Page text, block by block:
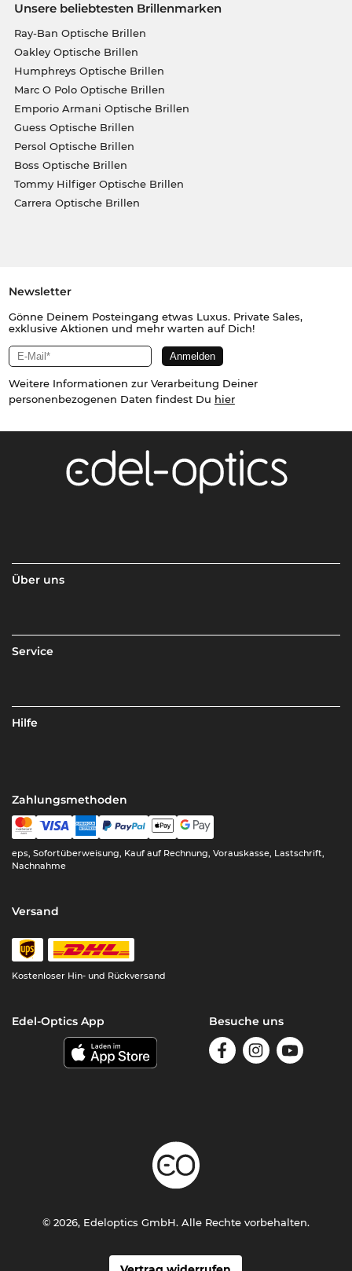
Unsere beliebtesten Brillenmarken
Ray-Ban Optische Brillen
Oakley Optische Brillen
Humphreys Optische Brillen
Marc O Polo Optische Brillen
Emporio Armani Optische Brillen
Guess Optische Brillen
Persol Optische Brillen
Boss Optische Brillen
Tommy Hilfiger Optische Brillen
Carrera Optische Brillen
Newsletter
Gönne Deinem Posteingang etwas Luxus. Private Sales,
exklusive Aktionen und mehr warten auf Dich!
Weitere Informationen zur Verarbeitung Deiner
personenbezogenen Daten findest Du hier
Über uns
Service
Hilfe
Zahlungsmethoden
eps, Sofortüberweisung, Kauf auf Rechnung, Vorauskasse, Lastschrift,
Nachnahme
Versand
Kostenloser Hin- und Rückversand
Edel-Optics App Besuche uns
© 2026, Edeloptics GmbH. Alle Rechte vorbehalten.